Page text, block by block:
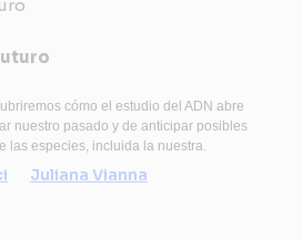
cómo el estudio del ADN abre
nuestro pasado y de anticipar posibles
las especies, incluida la nuestra.
Juliana Vianna